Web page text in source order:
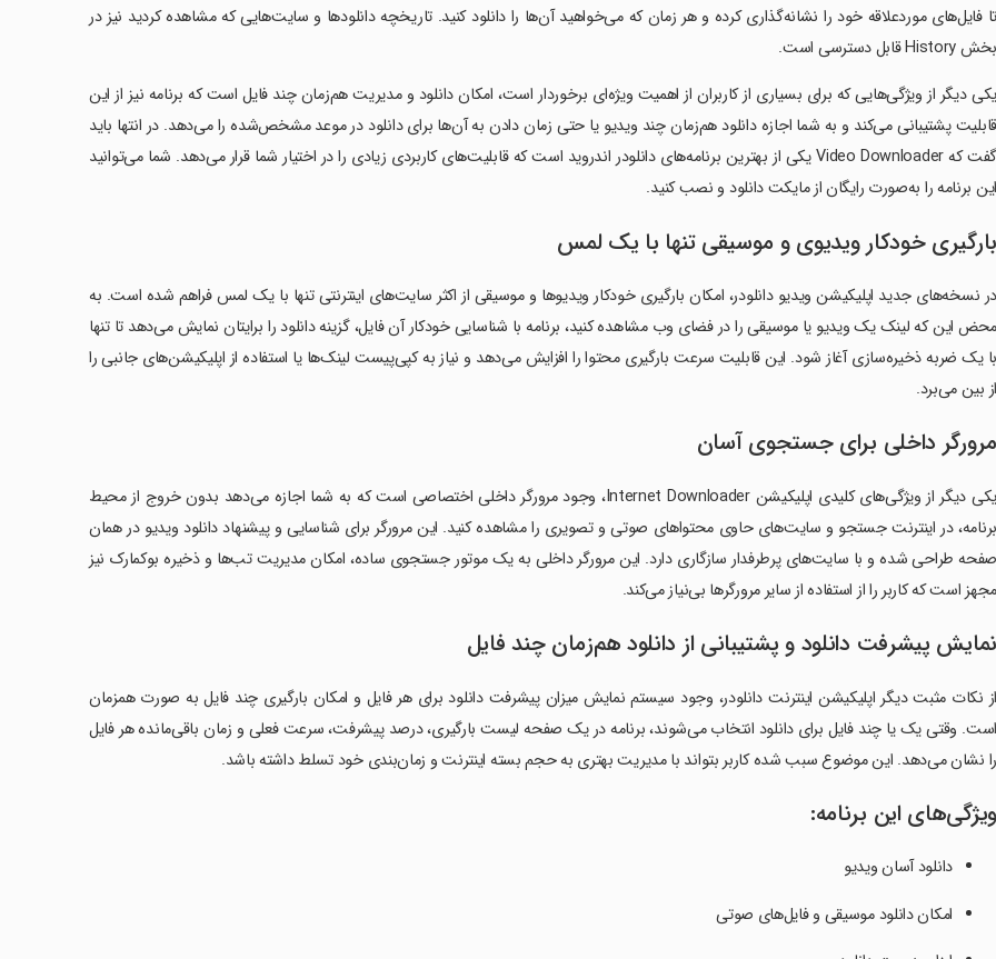
تا فایل‌های موردعلاقه‌ خود را نشانه‌گذاری کرده و هر زمان که می‌خواهید آن‌ها را دانلود کنید. تاریخچه‌ دانلودها و سایت‌هایی که مشاهده کردید نیز در
بخش History قابل‌ دسترسی است.
یکی دیگر از ویژگی‌هایی که برای بسیاری از کاربران از اهمیت ویژه‌ای برخوردار است، امکان دانلود و مدیریت هم‌زمان چند فایل است که برنامه نیز از این
قابلیت پشتیبانی می‌کند و به شما اجازه‌ دانلود هم‌زمان چند ویدیو یا حتی زمان دادن به آن‌ها برای دانلود در موعد مشخص‌شده را می‌دهد. در انتها باید
گفت که Video Downloader یکی از بهترین برنامه‌های دانلودر اندروید است که قابلیت‌های کاربردی زیادی را در اختیار شما قرار می‌دهد. شما می‌توانید
این برنامه را به‌صورت رایگان از مایکت دانلود و نصب کنید.
بارگیری خودکار ویدیوی و موسیقی تنها با یک لمس
در نسخه‌های جدید اپلیکیشن ویدیو دانلودر، امکان بارگیری خودکار ویدیوها و موسیقی از اکثر سایت‌های اینترنتی تنها با یک لمس فراهم شده است. به
محض این که لینک یک ویدیو یا موسیقی را در فضای وب مشاهده کنید، برنامه با شناسایی خودکار آن فایل، گزینه دانلود را برایتان نمایش می‌دهد تا تنها
با یک ضربه ذخیره‌سازی آغاز شود. این قابلیت سرعت بارگیری محتوا را افزایش می‌دهد و نیاز به کپی‌پیست لینک‌ها یا استفاده از اپلیکیشن‌های جانبی را
از بین می‌برد.
مرورگر داخلی برای جستجوی آسان
یکی دیگر از ویژگی‌های کلیدی اپلیکیشن Internet Downloader، وجود مرورگر داخلی اختصاصی است که به شما اجازه می‌دهد بدون خروج از محیط
برنامه، در اینترنت جستجو و سایت‌های حاوی محتواهای صوتی و تصویری را مشاهده کنید. این مرورگر برای شناسایی و پیشنهاد دانلود ویدیو در همان
صفحه طراحی شده و با سایت‌های پرطرفدار سازگاری دارد. این مرورگر داخلی به یک موتور جستجوی ساده، امکان مدیریت تب‌ها و ذخیره بوکمارک نیز
مجهز است که کاربر را از استفاده از سایر مرورگرها بی‌نیاز می‌کند.
نمایش پیشرفت دانلود و پشتیبانی از دانلود هم‌زمان چند فایل
از نکات مثبت دیگر اپلیکیشن اینترنت دانلودر، وجود سیستم نمایش میزان پیشرفت دانلود برای هر فایل و امکان بارگیری چند فایل به صورت همزمان
است. وقتی یک یا چند فایل برای دانلود انتخاب می‌شوند، برنامه در یک صفحه لیست بارگیری، درصد پیشرفت، سرعت فعلی و زمان باقی‌مانده هر فایل
را نشان می‌دهد. این موضوع سبب شده کاربر بتواند با مدیریت بهتری به حجم بسته اینترنت و زمان‌بندی خود تسلط داشته باشد.
ویژگی‌های این برنامه:
دانلود آسان ویدیو
امکان دانلود موسیقی و فایل‌های صوتی